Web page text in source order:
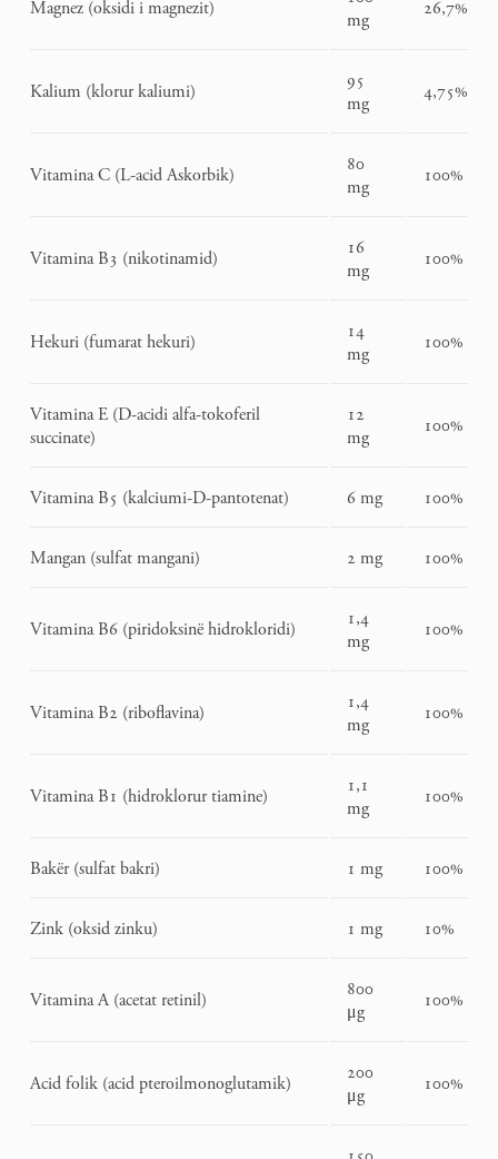
Magnez (oksidi i magnezit)
mg
26,7%
Kalium (klorur kaliumi)
95
mg
4,75%
Vitamina C (L-acid Askorbik)
80
mg
100%
Vitamina B3 (nikotinamid)
16
mg
100%
Hekuri (fumarat hekuri)
14
mg
100%
Vitamina E (D-acidi alfa-tokoferil
succinate)
12
mg
100%
Vitamina B5 (kalciumi-D-pantotenat) 6 mg 100%
Mangan (sulfat mangani) 2 mg 100%
Vitamina B6 (piridoksinë hidrokloridi)
1,4
mg
100%
Vitamina B2 (riboflavina)
1,4
mg
100%
Vitamina B1 (hidroklorur tiamine)
1,1
mg
100%
Bakër (sulfat bakri) 1 mg 100%
Zink (oksid zinku) 1 mg 10%
Vitamina A (acetat retinil)
800
μg
100%
Acid folik (acid pteroilmonoglutamik)
200
μg
100%